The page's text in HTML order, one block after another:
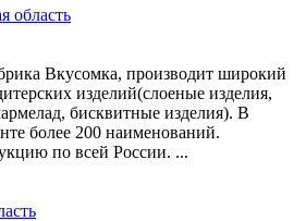
область
Вкусомка, производит широкий
изделий(слоеные изделия,
бисквитные изделия). В
более 200 наименований.
по всей России. ...